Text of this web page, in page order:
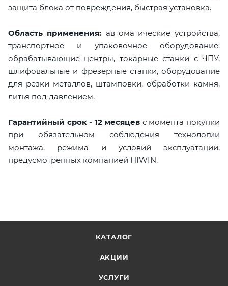
защита блока от повреждения, быстрая установка.
Область применения: автоматические устройства,
транспортное и упаковочное оборудование,
обрабатывающие центры, токарные станки с ЧПУ,
шлифовальные и фрезерные станки, оборудование
для резки металлов, штамповки, обработки камня,
литья под давлением.
Гарантийный срок - 12 месяцев с момента покупки
при обязательном соблюдения технологии
монтажа, режима и условий эксплуатации,
предусмотренных компанией HIWIN.
КАТАЛОГ
АКЦИИ
УСЛУГИ